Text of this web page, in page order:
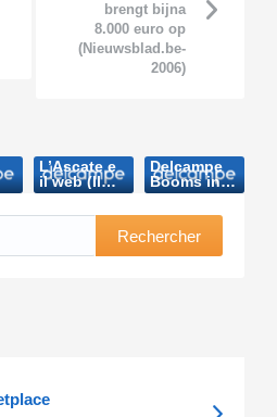
brengt bijna
8.000 euro op
(Nieuwsblad.be-
2006)
L’Ascate e
il web (Il
collezionista-
2011)
Delcampe
Booms in
oz
(Australian
Stamps
Professional-
2013)
Rechercher